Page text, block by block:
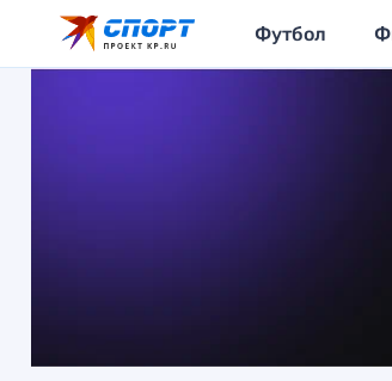
Футбол